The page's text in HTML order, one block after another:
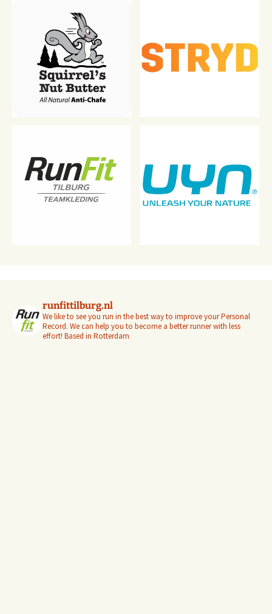
runfittilburg.nl
We like to see you run in the best way to improve your Personal
Record. We can help you to become a better runner with less
effort! Based in Rotterdam